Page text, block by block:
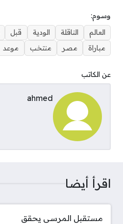
وسوم:
العالم
الناقلة الودية قبل
مباراة
مصر منتخب موعد
عن الكاتب
ahmed
اقرأ أيضا
مستقبل المرسى يحقق